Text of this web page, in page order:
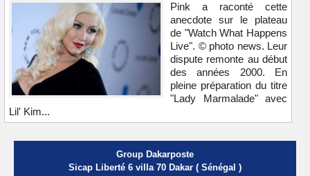
Pink a raconté cette
anecdote sur le plateau
de "Watch What Happens
Live". © photo news. Leur
dispute remonte au début
des années 2000. En
pleine préparation du titre
"Lady Marmalade" avec
Lil' Kim...
Group Dakarposte
Sicap Liberté 6 villa 70 Dakar ( Sénégal )